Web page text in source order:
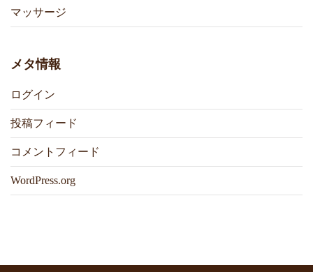
マッサージ
メタ情報
ログイン
投稿フィード
コメントフィード
WordPress.org